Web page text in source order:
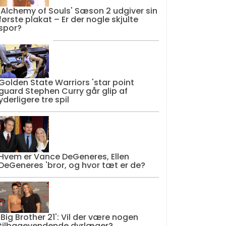
of Souls' Sæson 2 udgiver sin
plakat – Er der nogle skjulte
State Warriors 'star point
Stephen Curry går glip af
tre spil
er Vance DeGeneres, Ellen
'bror, og hvor tæt er de?
Brother 21': Vil der være nogen